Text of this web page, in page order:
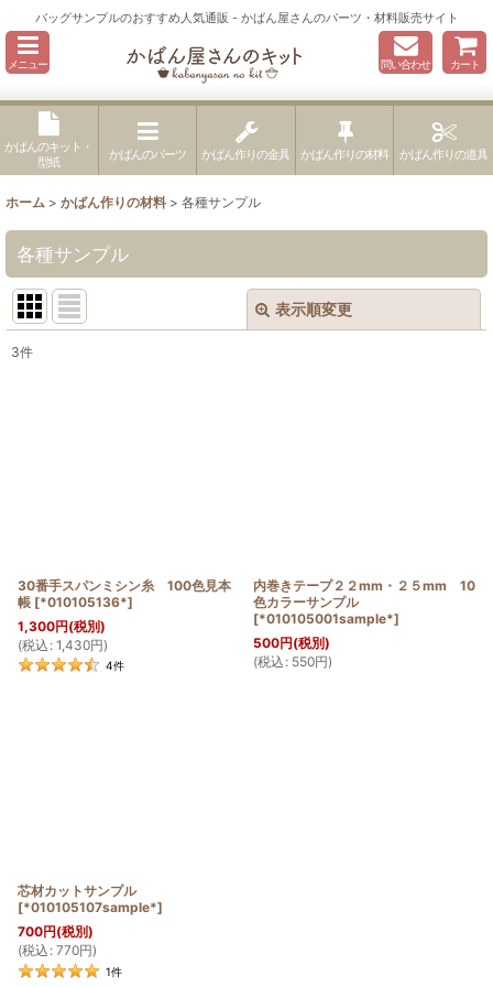
バッグサンプルのおすすめ人気通販 - かばん屋さんのパーツ・材料販売サイト
メニュー 問い合わせ カート
かばんのキット・
型紙
かばんのパーツ かばん作りの金具 かばん作りの材料 かばん作りの道具
ホーム > かばん作りの材料 > 各種サンプル
各種サンプル
表示順変更
3件
30番手スパンミシン糸 100色見本
帳 [*010105136*]
1,300円(税別)
(税込 : 1,430円)
4件
内巻きテープ２２mm・２５mm 10
色カラーサンプル
[*010105001sample*]
500円(税別)
(税込 : 550円)
芯材カットサンプル
[*010105107sample*]
700円(税別)
(税込 : 770円)
1件